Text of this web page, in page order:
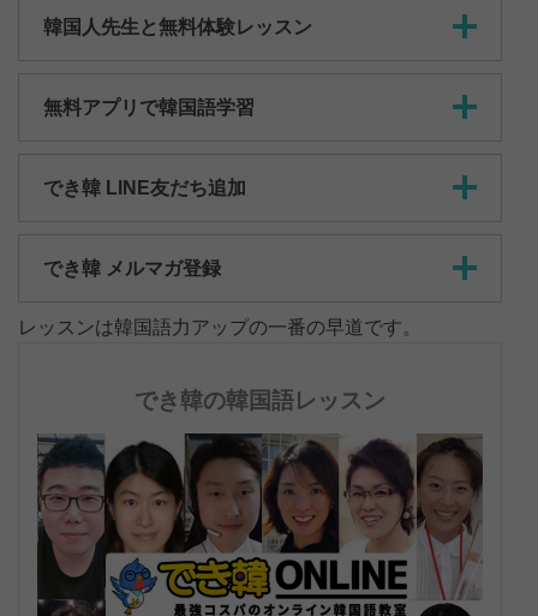
韓国人先生と無料体験レッスン
無料アプリで韓国語学習
でき韓 LINE友だち追加
でき韓 メルマガ登録
レッスンは韓国語力アップの一番の早道です。
でき韓の韓国語レッスン